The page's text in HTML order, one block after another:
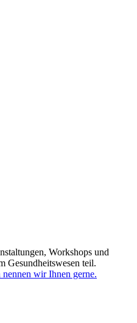
Workshops und
Gesundheitswesen teil.
wir Ihnen gerne.